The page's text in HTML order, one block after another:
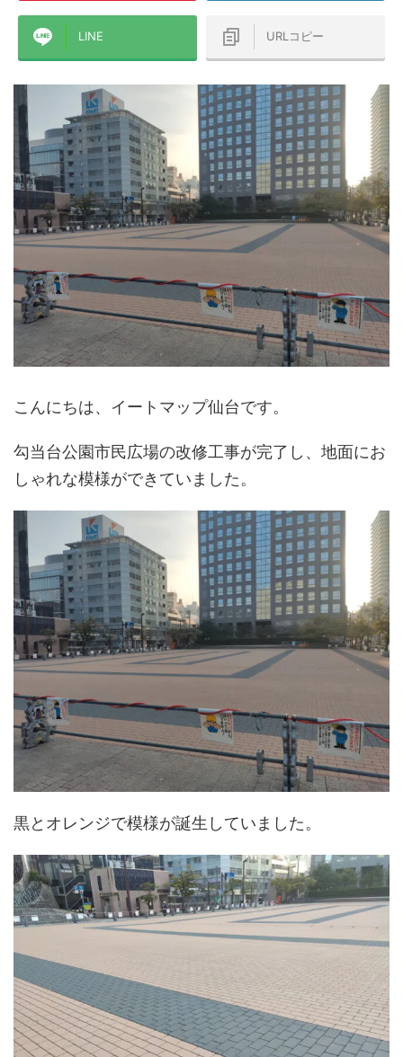
LINE URLコピー
こんにちは、イートマップ仙台です。
勾当台公園市民広場の改修工事が完了し、地面にお
しゃれな模様ができていました。
黒とオレンジで模様が誕生していました。